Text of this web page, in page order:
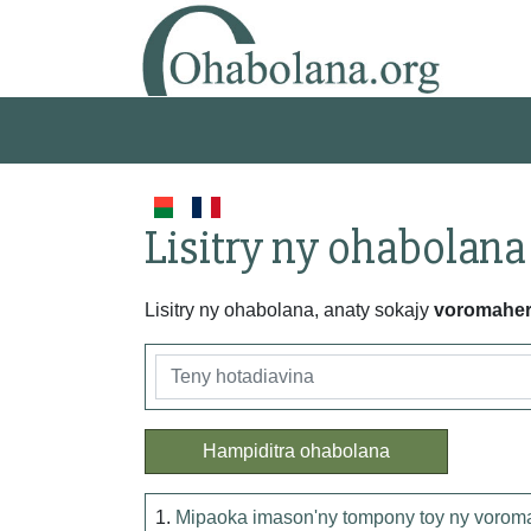
Lisitry ny ohabolana
Lisitry ny ohabolana, anaty sokajy
Hampiditra ohabolana
1. Mipaoka imason'ny tompony toy ny